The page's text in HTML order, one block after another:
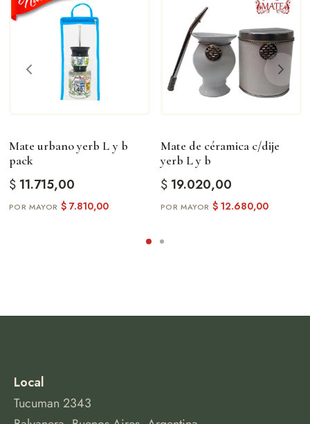
Mate urbano yerb L y b
pack
$11.715,00
$7.810,00
Mate de céramica c/dije
yerb L y b
$19.020,00
$12.680,00
Local
Tucuman 2343